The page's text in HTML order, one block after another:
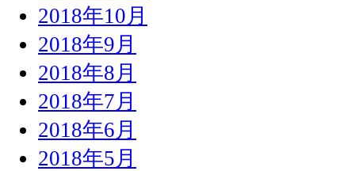
2018年10月
2018年9月
2018年8月
2018年7月
2018年6月
2018年5月